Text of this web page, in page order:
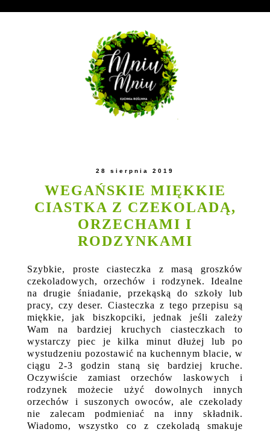
28 sierpnia 2019
WEGAŃSKIE MIĘKKIE
CIASTKA Z CZEKOLADĄ,
ORZECHAMI I
RODZYNKAMI
Szybkie, proste ciasteczka z masą groszków
czekoladowych, orzechów i rodzynek. Idealne
na drugie śniadanie, przekąską do szkoły lub
pracy, czy deser. Ciasteczka z tego przepisu są
miękkie, jak biszkopciki, jednak jeśli zależy
Wam na bardziej kruchych ciasteczkach to
wystarczy piec je kilka minut dłużej lub po
wystudzeniu pozostawić na kuchennym blacie, w
ciągu 2-3 godzin staną się bardziej kruche.
Oczywiście zamiast orzechów laskowych i
rodzynek możecie użyć dowolnych innych
orzechów i suszonych owoców, ale czekolady
nie zalecam podmieniać na inny składnik.
Wiadomo, wszystko co z czekoladą smakuje